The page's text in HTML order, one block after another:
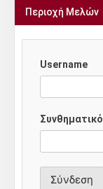
Περιοχή Μελών
Username
Συνθηματικό